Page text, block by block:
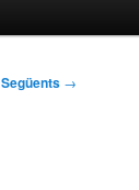
Següents →